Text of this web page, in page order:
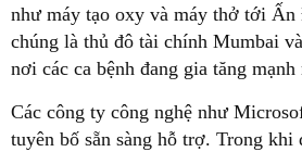
như máy tạo oxy và máy thở tới
chúng là thủ đô tài chính Mumbai
nơi các ca bệnh đang gia tăng mạnh
Các công ty công nghệ như
tuyên bố sẵn sàng hỗ trợ. Trong khi